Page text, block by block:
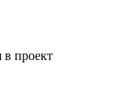
проект